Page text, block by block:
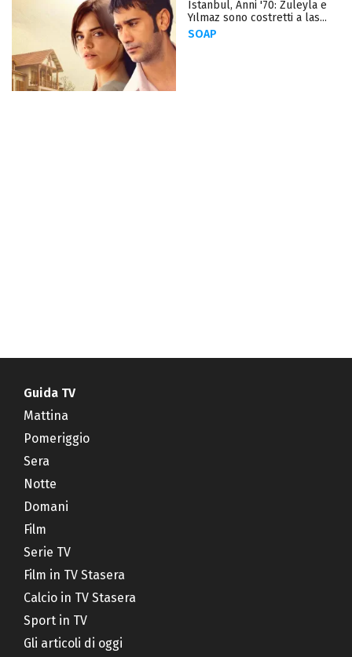
Istanbul, Anni '70: Zuleyla e
Yılmaz sono costretti a las...
SOAP
Guida TV
Mattina
Pomeriggio
Sera
Notte
Domani
Film
Serie TV
Film in TV Stasera
Calcio in TV Stasera
Sport in TV
Gli articoli di oggi